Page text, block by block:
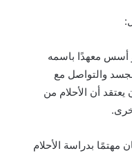
أسس معهدًا باسمه
والتواصل مع
يعتقد أن الأحلام من
مهتمًا بدراسة الأحلام